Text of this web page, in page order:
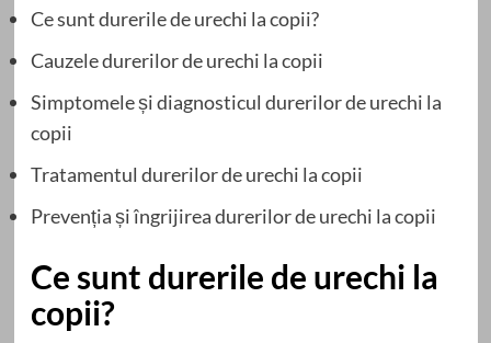
Ce sunt durerile de urechi la copii?
Cauzele durerilor de urechi la copii
Simptomele și diagnosticul durerilor de urechi la
copii
Tratamentul durerilor de urechi la copii
Prevenția și îngrijirea durerilor de urechi la copii
Ce sunt durerile de urechi la
copii?